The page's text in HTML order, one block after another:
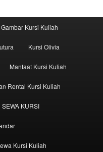
Gambar Kursi Kuliah
Kursi Olivia
Manfaat Kursi Kuliah
Rental Kursi Kuliah
SEWA KURSI
Kursi Kuliah